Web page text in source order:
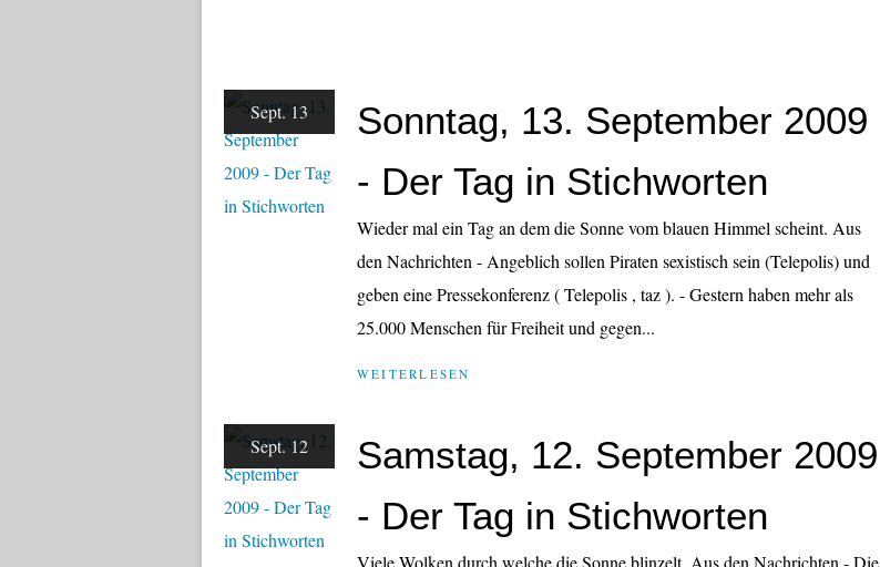
Sept. 13
Sonntag, 13. September 2009
- Der Tag in Stichworten
Wieder mal ein Tag an dem die Sonne vom blauen Himmel scheint. Aus
den Nachrichten - Angeblich sollen Piraten sexistisch sein (Telepolis) und
geben eine Pressekonferenz ( Telepolis , taz ). - Gestern haben mehr als
25.000 Menschen für Freiheit und gegen...
WEITERLESEN
Sept. 12
Samstag, 12. September 2009
- Der Tag in Stichworten
Viele Wolken durch welche die Sonne blinzelt. Aus den Nachrichten - Die